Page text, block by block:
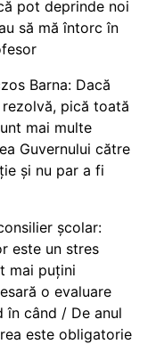
pot deprinde noi
să mă întorc în
Barna: Dacă
pică toată
mai multe
Guvernului către
și nu par a fi
școlar:
este un stres
mai puțini
o evaluare
în când / De anul
este obligatorie